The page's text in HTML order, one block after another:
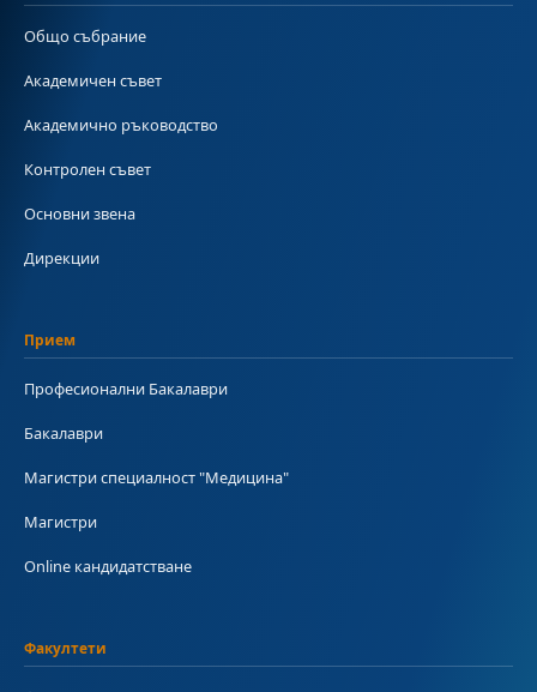
Общо събрание
Академичен съвет
Академично ръководство
Контролен съвет
Основни звена
Дирекции
Прием
Професионални Бакалаври
Бакалаври
Магистри специалност "Медицина"
Магистри
Online кандидатстване
Факултети